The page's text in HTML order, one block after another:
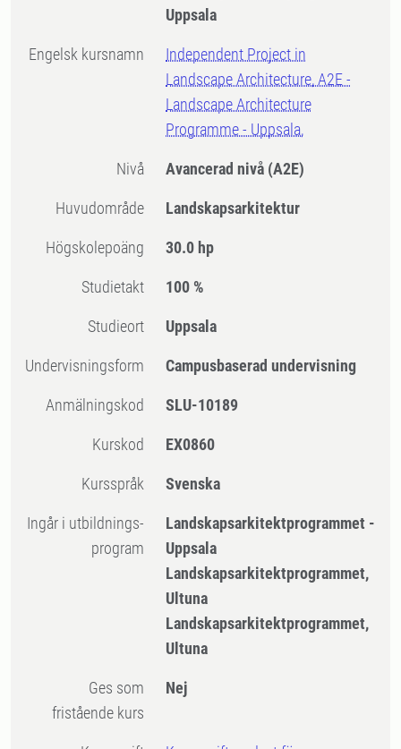
Uppsala
Engelsk kursnamn
Independent Project in
Landscape Architecture, A2E -
Landscape Architecture
Programme - Uppsala,
Nivå Avancerad nivå (A2E)
Huvudområde Landskapsarkitektur
högskolepoäng 30.0 hp
Studietakt 100 %
Studieort Uppsala
Undervisningsform Campusbaserad undervisning
Anmälningskod SLU-10189
Kurskod EX0860
Kursspråk Svenska
Ingår i utbildnings-
program
Landskapsarkitektprogrammet -
Uppsala
Landskapsarkitektprogrammet,
Ultuna
Landskapsarkitektprogrammet,
Ultuna
Ges som
fristående kurs
Nej